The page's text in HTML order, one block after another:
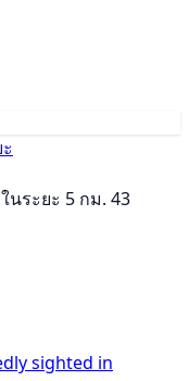
ในระยะ 5 กม. 43
sighted in